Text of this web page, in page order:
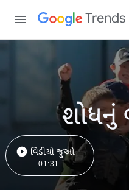
Trends
શોધનું
વિડીયો જુઓ
01:31